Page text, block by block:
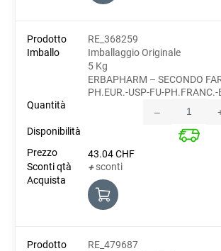
RE_368259
Imballaggio Originale
5 Kg
ERBAPHARM – SECONDO
PH.EUR.-USP-FU-
Quantity
–
43.04CHF
+sconti
RE_479687